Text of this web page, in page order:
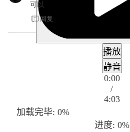
播放
静音
0:00
/
4:03
加载完毕: 0%
进度: 0%
可以
回复